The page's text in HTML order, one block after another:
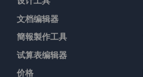
文档编辑器
簡報製作工具
试算表编辑器
价格